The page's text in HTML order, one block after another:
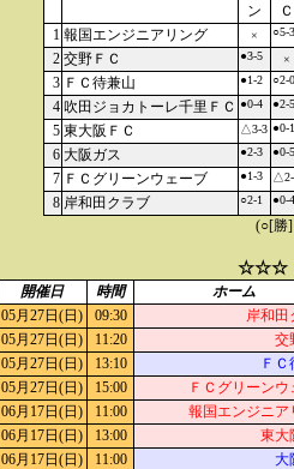
ン
Ｃ
1 報国エンジニアリング × ○5-3
2 交野ＦＣ ●3-5 ×
3 ＦＣ待兼山 ●1-2 ○2-0
4 吹田ジョカトーレ千里ＦＣ ●0-4 ●2-5
5 東大阪ＦＣ △3-3 ●0-1
6 大阪ガス ●2-3 ●0-5
7 ＦＣグリーンウェーブ ●1-3 △2-
8 岸和田クラブ ○2-1 ●0-4
(○[勝
☆☆☆
開催日 時間 ホーム
05月27日(日) 09:30
岸和田
05月27日(日)
11:20
交
05月27日(日)
13:10
Ｆ
05月27日(日)
15:00 ＦＣグリーンウ
06月17日(日) 11:00
報国エンジニア
06月17日(日)
13:00
東大
06月17日(日)
11:00
大